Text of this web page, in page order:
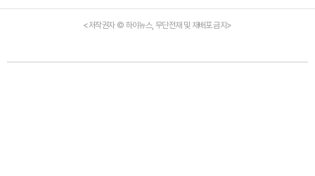
<저작권자 © 하이뉴스, 무단전재 및 재배포 금지>